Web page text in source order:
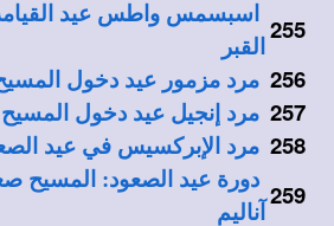
255
اسبسمس واطس عيد
القبر
256 مرد مزمور عيد دخول
257 مرد إنجيل عيد دخول
258 مرد الإبركسيس في عيد
259 دورة عيد الصعود: المسيح
آناليم